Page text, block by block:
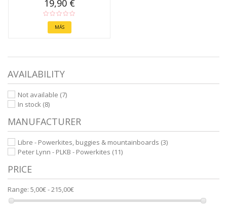
19,90 €
MÁS
AVAILABILITY
Not available (7)
In stock (8)
MANUFACTURER
Libre - Powerkites, buggies & mountainboards (3)
Peter Lynn - PLKB - Powerkites (11)
PRICE
Range: 5,00€ - 215,00€